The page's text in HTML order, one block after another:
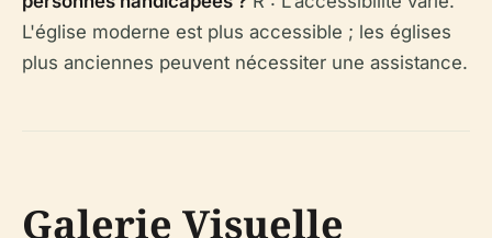
L'église moderne est plus accessible ; les églises
plus anciennes peuvent nécessiter une assistance.
Galerie Visuelle